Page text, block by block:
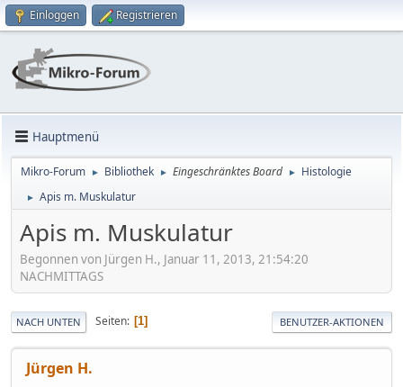
Einloggen Registrieren
Hauptmenü
Mikro-Forum ► Bibliothek ► Eingeschränktes Board ► Histologie
► Apis m. Muskulatur
Apis m. Muskulatur
Begonnen von Jürgen H., Januar 11, 2013, 21:54:20
NACHMITTAGS
NACH UNTEN Seiten 1 BENUTZER-AKTIONEN
Jürgen H.